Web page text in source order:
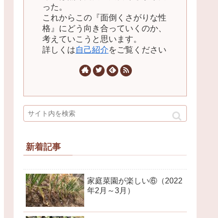
った。
これからこの『面倒くさがりな性
格』にどう向き合っていくのか、
考えていこうと思います。
詳しくは自己紹介をご覧ください
新着記事
家庭菜園が楽しい⑥（2022
年2月～3月）